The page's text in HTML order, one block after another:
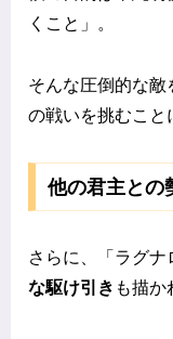
くこと」。
そんな圧倒的な
の戦いを挑むこと
他の君主との
さらに、「ラグナ
な駆け引き も描か